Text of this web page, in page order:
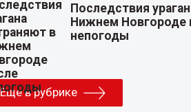
Последствия
Нижнем Новгороде
непогоды
Еще в рубрике